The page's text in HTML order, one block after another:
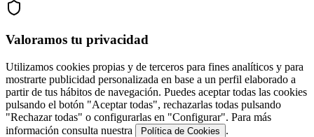
Valoramos tu privacidad
Utilizamos cookies propias y de terceros para fines analíticos y para
mostrarte publicidad personalizada en base a un perfil elaborado a
partir de tus hábitos de navegación. Puedes aceptar todas las cookies
pulsando el botón "Aceptar todas", rechazarlas todas pulsando
"Rechazar todas" o configurarlas en "Configurar". Para más
información consulta nuestra
Política de Cookies .